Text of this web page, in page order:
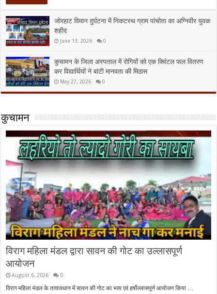
जोरहाट विमान दुर्घटना में निकटस्थ ग्राम पांचोता का अग्निवीर युवक
शहीद
June 13, 2026 0
कुचामन के जिला अस्पताल में रोगियों को एक क्विंटल फल वितरण
कर विद्यार्थियों ने बांटी मानवता की मिठास
May 27, 2026 0
कुचामन
विराग महिला मंडल द्वारा सावन की गोट का उल्लासपूर्ण
आयोजन
August 6, 2026 0
विराग महिला मंडल के तत्वावधान में सावन की गोट का भव्य एवं हर्षोल्लासपूर्ण आयोजन किया …